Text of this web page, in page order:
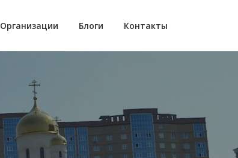
Организации Блоги Контакты